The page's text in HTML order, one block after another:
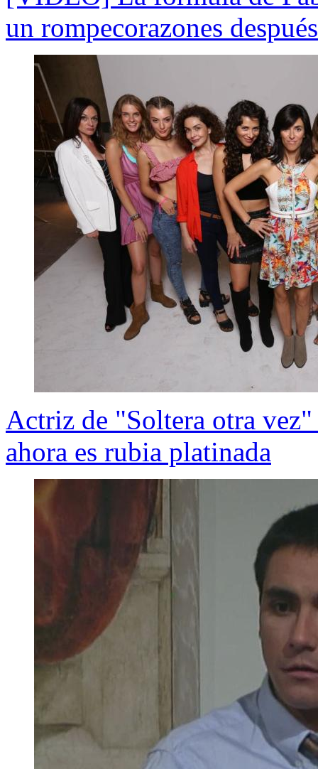
un rompecorazones
Actriz de "Soltera otra
ahora es rubia platinada